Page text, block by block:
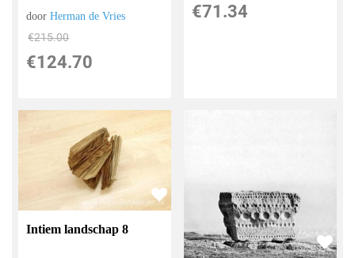
doorHerman de Vries
€215.00
€124.70
€71.34
Intiem landschap 8